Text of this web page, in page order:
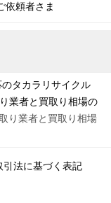
依頼者さま
タカラリサイクル
業者と買取り相場の
り業者と買取り相場
引法に基づく表記